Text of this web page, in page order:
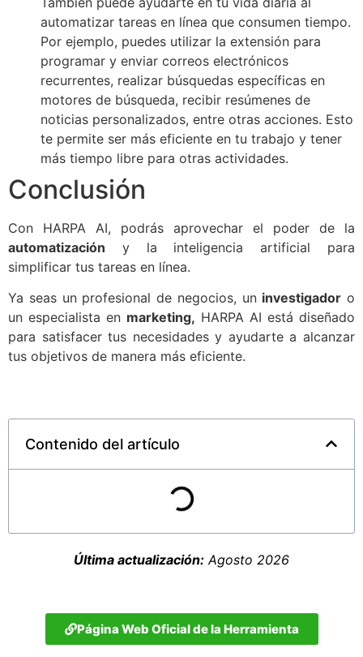
automatizar tareas en línea que consumen tiempo.
Por ejemplo, puedes utilizar la extensión para
programar y enviar correos electrónicos
recurrentes, realizar búsquedas específicas en
motores de búsqueda, recibir resúmenes de
noticias personalizados, entre otras acciones. Esto
te permite ser más eficiente en tu trabajo y tener
más tiempo libre para otras actividades.
Conclusión
Con HARPA AI, podrás aprovechar el poder de la
automatización y la inteligencia artificial para
simplificar tus tareas en línea.
Ya seas un profesional de negocios, un investigador o
un especialista en marketing, HARPA AI está diseñado
para satisfacer tus necesidades y ayudarte a alcanzar
tus objetivos de manera más eficiente.
Contenido del artículo
Última actualización: Agosto 2026
Página Web Oficial de la Herramienta